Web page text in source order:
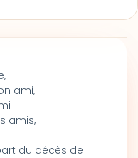
ami,
amis,
du décès de